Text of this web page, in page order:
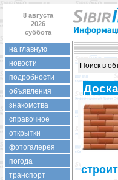
8 августа
2026
суббота
на главную
новости
подробности
объявления
знакомства
справочное
открытки
фотогалерея
погода
транспорт
Поиск в